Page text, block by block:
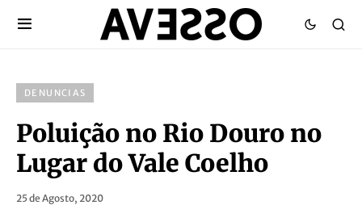
DENUNCIAS
Poluição no Rio Douro no
Lugar do Vale Coelho
25 de Agosto, 2020